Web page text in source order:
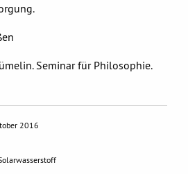
Seminar für Philosophie.
2016